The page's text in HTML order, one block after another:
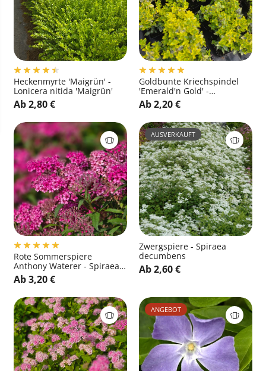
Heckenmyrte 'Maigrün' -
Lonicera nitida 'Maigrün'
Ab 2,80 €
Goldbunte Kriechspindel
'Emerald'n Gold' -
Euonymus fortunei
'Emerald'n Gold'
Ab 2,20 €
Rote Sommerspiere
Anthony Waterer - Spiraea
japonica 'Anthony Waterer'
Ab 3,20 €
AUSVERKAUFT
Zwergspiere - Spiraea
decumbens
Ab 2,60 €
ANGEBOT